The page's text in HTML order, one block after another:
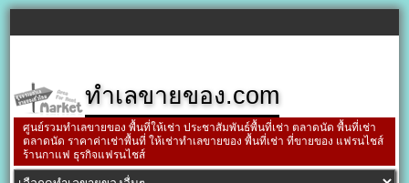
ทำเลขายของ.com
ศูนย์รวมทำเลขายของ พื้นที่ให้เช่า ประชาสัมพันธ์พื้นที่เช่า ตลาดนัด พื้นที่เช่า
ตลาดนัด ราคาค่าเช่าพื้นที่ ให้เช่าทำเลขายของ พื้นที่เช่า ที่ขายของ แฟรนไชส์
ร้านกาแฟ ธุรกิจแฟรนไชส์